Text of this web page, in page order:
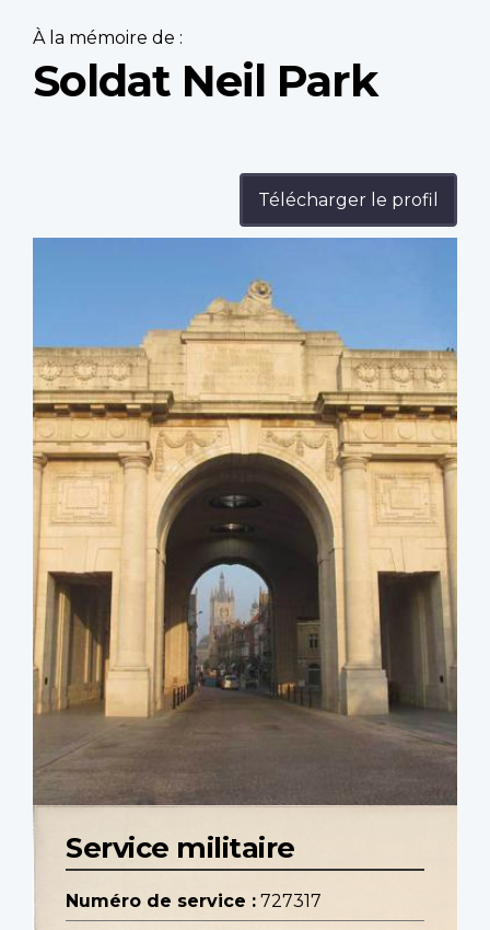
À la mémoire de :
Soldat Neil Park
Télécharger le profil
Service militaire
Numéro de service : 727317